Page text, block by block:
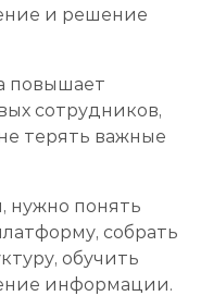
и решение
повышает
сотрудников,
терять важные
нужно понять
собрать
обучить
информации.